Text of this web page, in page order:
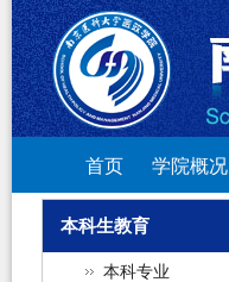
首页 学院概况
本科生教育
本科专业